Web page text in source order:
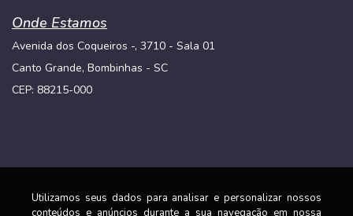
Onde Estamos
Avenida dos Coqueiros -, 3710 - Sala 01
Canto Grande, Bombinhas - SC
CEP: 88215-000
Utilizamos seus dados para analisar e personalizar nossos
conteúdos e anúncios durante a sua navegação em nossa